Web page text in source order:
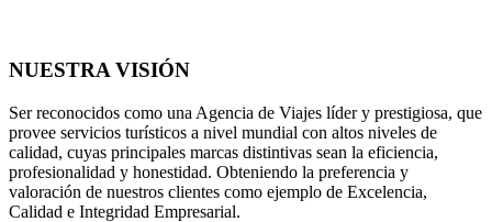
NUESTRA VISIÓN
Ser reconocidos como una Agencia de Viajes líder y prestigiosa, que
provee servicios turísticos a nivel mundial con altos niveles de
calidad, cuyas principales marcas distintivas sean la eficiencia,
profesionalidad y honestidad. Obteniendo la preferencia y
valoración de nuestros clientes como ejemplo de Excelencia,
Calidad e Integridad Empresarial.